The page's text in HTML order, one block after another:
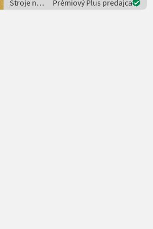
Net weight: 255,
Stroje na
stavbu /
Prémiový Plus predajca